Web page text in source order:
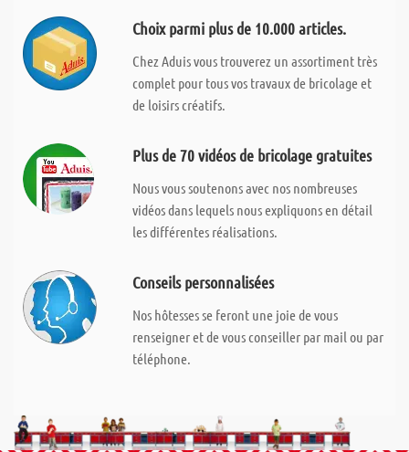
Choix parmi plus de 10.000 articles.
Chez Aduis vous trouverez un assortiment très
complet pour tous vos travaux de bricolage et
de loisirs créatifs.
Plus de 70 vidéos de bricolage gratuites
Nous vous soutenons avec nos nombreuses
vidéos dans lequels nous expliquons en détail
les différentes réalisations.
Conseils personnalisées
Nos hôtesses se feront une joie de vous
renseigner et de vous conseiller par mail ou par
téléphone.